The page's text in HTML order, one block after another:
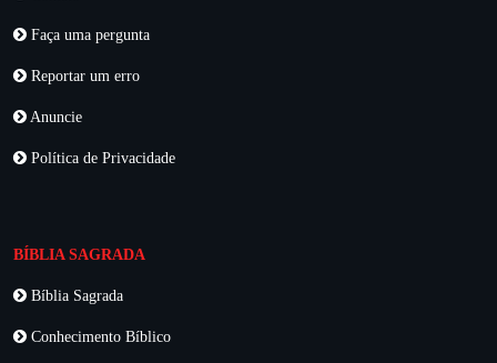
Faça uma pergunta
Reportar um erro
Anuncie
Política de Privacidade
BÍBLIA SAGRADA
Bíblia Sagrada
Conhecimento Bíblico